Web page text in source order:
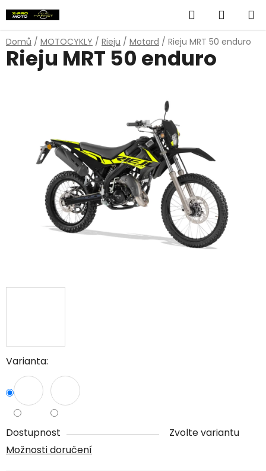
na
obsah
Hledat
KOŠÍK
Domů / MOTOCYKLY / Rieju / Motard / Rieju MRT 50 enduro
Varianta:
Dostupnost
Zvolte variantu
Možnosti doručení
Rieju MRT 50 enduro